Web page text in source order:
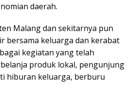
daerah.
Malang dan sekitarnya pun
bersama keluarga dan kerabat
kegiatan yang telah
produk lokal, pengunjung
hiburan keluarga, berburu